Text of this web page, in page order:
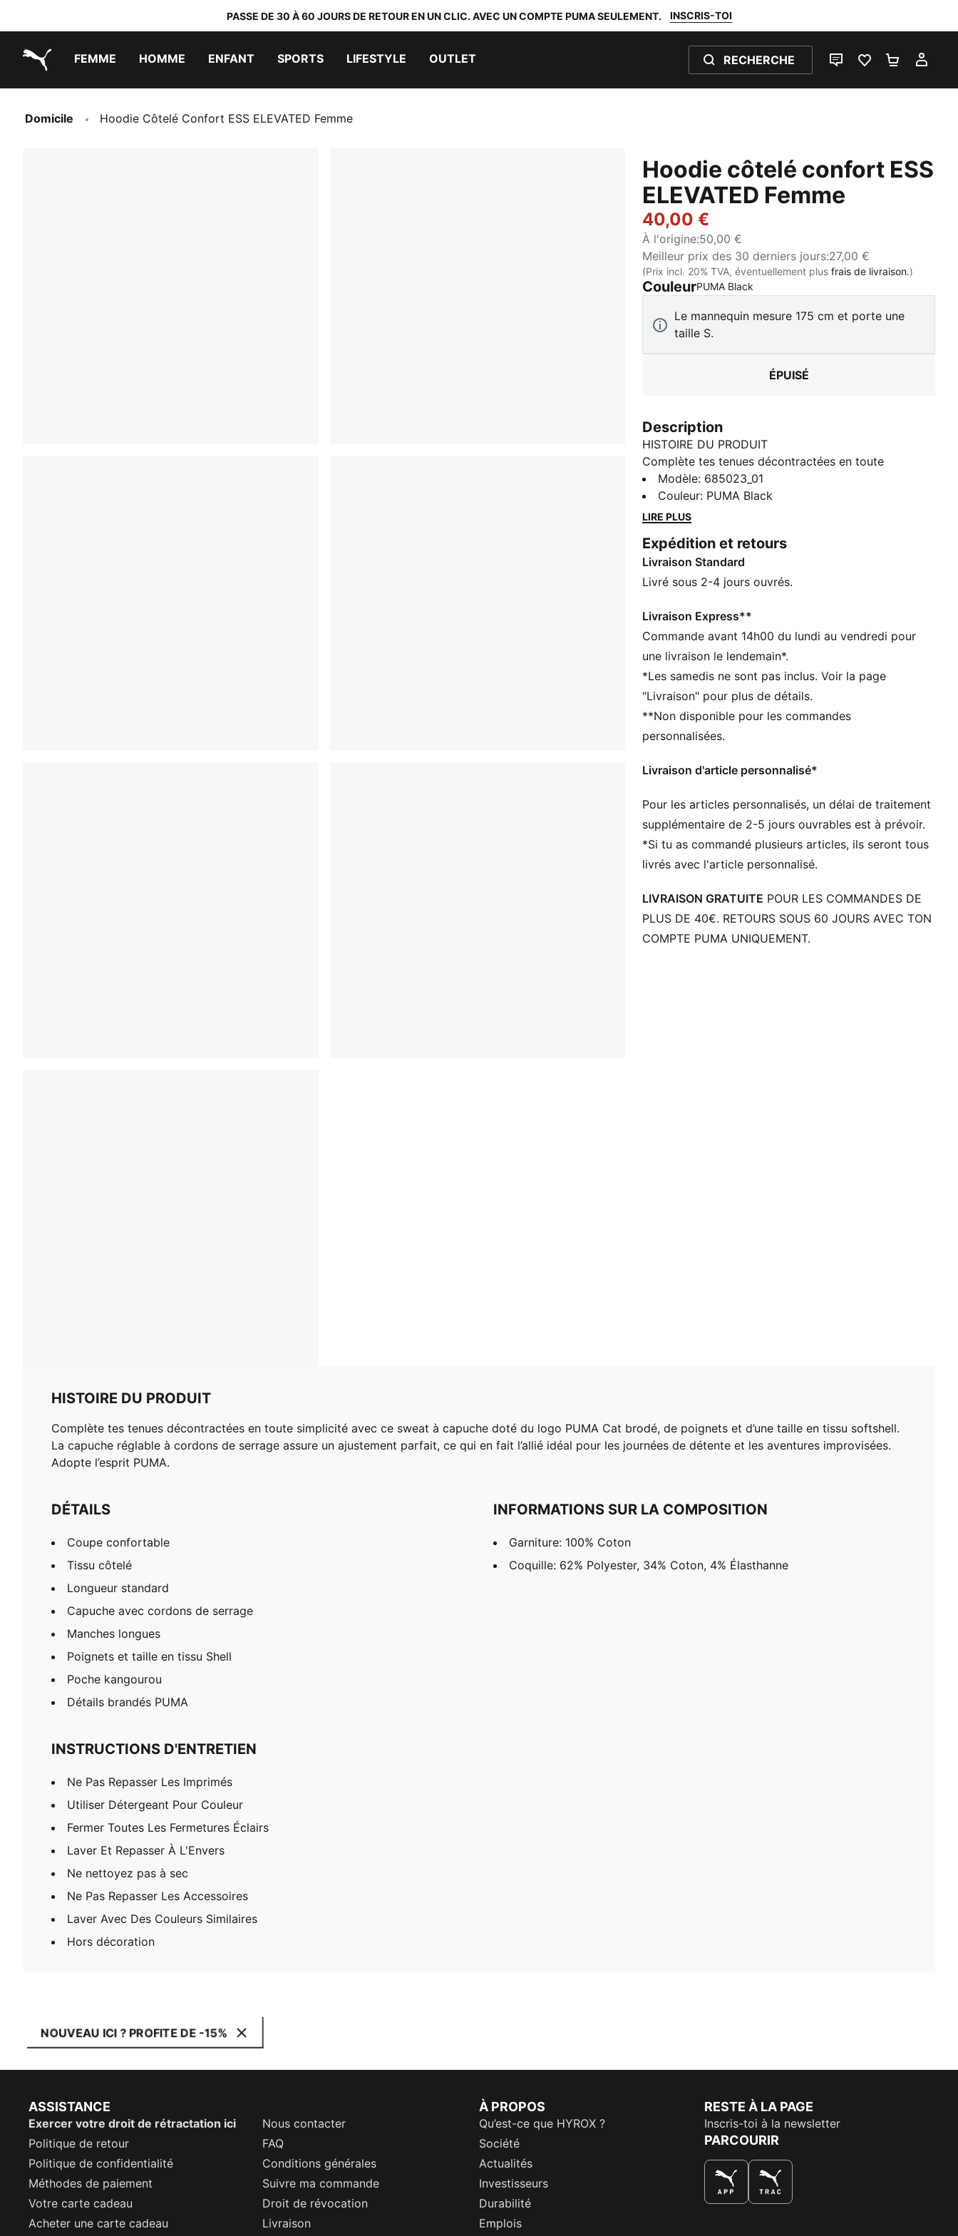
PASSE DE 30 À 60 JOURS DE RETOUR EN UN CLIC. AVEC UN COMPTE PUMA SEULEMENT. INSCRIS-TOI
FEMME HOMME ENFANT SPORTS LIFESTYLE OUTLET RECHERCHE
LIVE CHATFAVORIS 0PANIER 0
Domicile Hoodie Côtelé Confort ESS ELEVATED Femme
Hoodie côtelé confort ESS
ELEVATED Femme
40,00 €
À l'origine:50,00 €
Meilleur prix des 30 derniers jours:27,00 €
(Prix incl. 20% TVA, éventuellement plusfrais de livraison.)
CouleurPUMA Black
Le mannequin mesure 175 cm et porte une
taille S.
ÉPUISÉ
Description
HISTOIRE DU PRODUIT
Complète tes tenues décontractées en toute
simplicité avec ce sweat à capuche doté du logo
PUMA Cat brodé, de poignets et d’une taille en tissu
softshell. La capuche réglable à cordons de serrage
pour les journées de détente et les aventures
improvisées. Adopte l’esprit PUMA.
DÉTAILS
Tissu côtelé
Longueur standard
Capuche avec cordons de serrage
Poignets et taille en tissu Shell
Poche kangourou
Détails brandés PUMA
Modèle: 685023_01
Couleur: PUMA Black
LIRE PLUS
Expédition et retours
Livraison Standard
Livré sous 2-4 jours ouvrés.
Livraison Express**
Commande avant 14h00 du lundi au vendredi pour
une livraison le lendemain*.
*Les samedis ne sont pas inclus. Voir la page
"Livraison" pour plus de détails.
**Non disponible pour les commandes
personnalisées.
Livraison d'article personnalisé*
Pour les articles personnalisés, un délai de traitement
supplémentaire de 2-5 jours ouvrables est à prévoir.
*Si tu as commandé plusieurs articles, ils seront tous
livrés avec l'article personnalisé.
LIVRAISON GRATUITE POUR LES COMMANDES DE
PLUS DE 40€. RETOURS SOUS 60 JOURS AVEC TON
COMPTE PUMA UNIQUEMENT.
HISTOIRE DU PRODUIT
Complète tes tenues décontractées en toute simplicité avec ce sweat à capuche doté du logo PUMA Cat brodé, de poignets et d’une taille en tissu softshell.
La capuche réglable à cordons de serrage assure un ajustement parfait, ce qui en fait l’allié idéal pour les journées de détente et les aventures improvisées.
Adopte l’esprit PUMA.
DÉTAILS
Coupe confortable
Tissu côtelé
Longueur standard
Capuche avec cordons de serrage
Manches longues
Poignets et taille en tissu Shell
Poche kangourou
Détails brandés PUMA
INFORMATIONS SUR LA COMPOSITION
Garniture: 100% Coton
Coquille: 62% Polyester, 34% Coton, 4% Élasthanne
INSTRUCTIONS D'ENTRETIEN
Ne Pas Repasser Les Imprimés
Utiliser Détergeant Pour Couleur
Fermer Toutes Les Fermetures Éclairs
Laver Et Repasser À L'Envers
Ne nettoyez pas à sec
Ne Pas Repasser Les Accessoires
Laver Avec Des Couleurs Similaires
Hors décoration
NOUVEAU ICI ? PROFITE DE -15%
ASSISTANCE
Exercer votre droit de rétractation ici
Nous contacter
Politique de retour
FAQ
Politique de confidentialité
Conditions générales
Méthodes de paiement
Suivre ma commande
Votre carte cadeau
Droit de révocation
Acheter une carte cadeau
Livraison
À PROPOS
Qu’est-ce que HYROX ?
Société
Actualités
Investisseurs
Durabilité
Emplois
RESTE À LA PAGE
Inscris-toi à la newsletter
PARCOURIR